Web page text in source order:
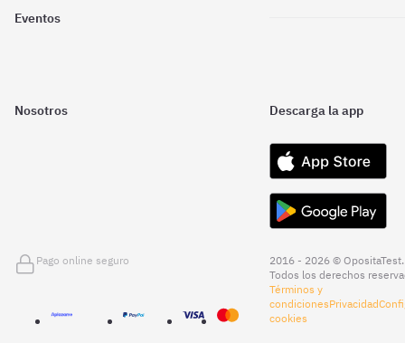
Eventos
Nosotros Descarga la app
Pago online seguro
2016 - 2026 © OpositaTest.
Todos los derechos
Términos y
condicionesPrivacidad
cookies